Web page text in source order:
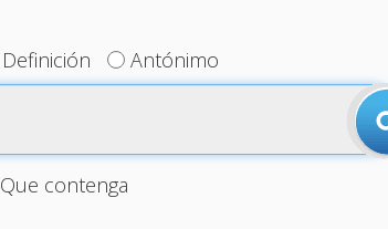
Definición Antónimo
Que contenga